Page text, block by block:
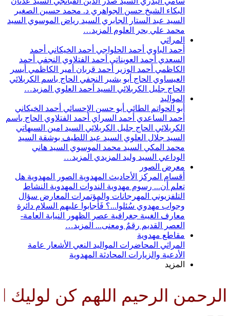
البكاء الشيخ حسن الجواهري د. محمد حسين الصغير
السيد عبد الستار الجابري السيد رياض الموسوي السيد
محمد علي بحر العلوم المزيد…
المراثي
أحمد الباوي أحمد الحلواجي أحمد الخيكاني أحمد
السعدي أحمد العويناتي أحمد الفتلاوي النجفي أحمد
الكاظمي أحمد الوزير أحمد قربان أمير الكاظمي أيسر
العيساوي الحاج أبو بشير النجفي الحاج باسم الكربلائي
الحاج جليل الكربلائي السيد أحمد العلوي المزيد…
المواليد
أبو الحواتم الطائي أبو حسن الإحسائي أحمد الخيكاني
أحمد الساعدي أحمد السراي أحمد الفتلاوي الحاج باسم
الكربلائي الحاج جليل الكربلائي السيد امين السيهاتي
السيد جلال العلوي السيد عبد اللطيف بوشقة السيد
محمد المكي السيد محمد الموسوي السيد هاني
الوداعي السيد وليد المزيدي المزيد…
معرض الصور
أقسام المركز
الأحاديث المهدوية الصور المهدوية هل
تعلم أن... رسوم مهدوية الندوات المهدوية النشاط
التلفزيوني المهرجانات والمؤتمرات المعارض سؤال
وجواب مهدوي سُئلوا...؟ فَأجابوا عليهم السلام دائرة
معارف الغيبة جغرافية عصر الظهور
النيابة العامة-
العصر القديم رقمٌ ومعنى... المزيد…
مقاطع مهدوية
المراثي المحاضرات المواليد النعي الأشعار
عامة
الأدعية والزيارات المحادثة المهدوية
المزيد
الرحيم اللهم كن لوليك